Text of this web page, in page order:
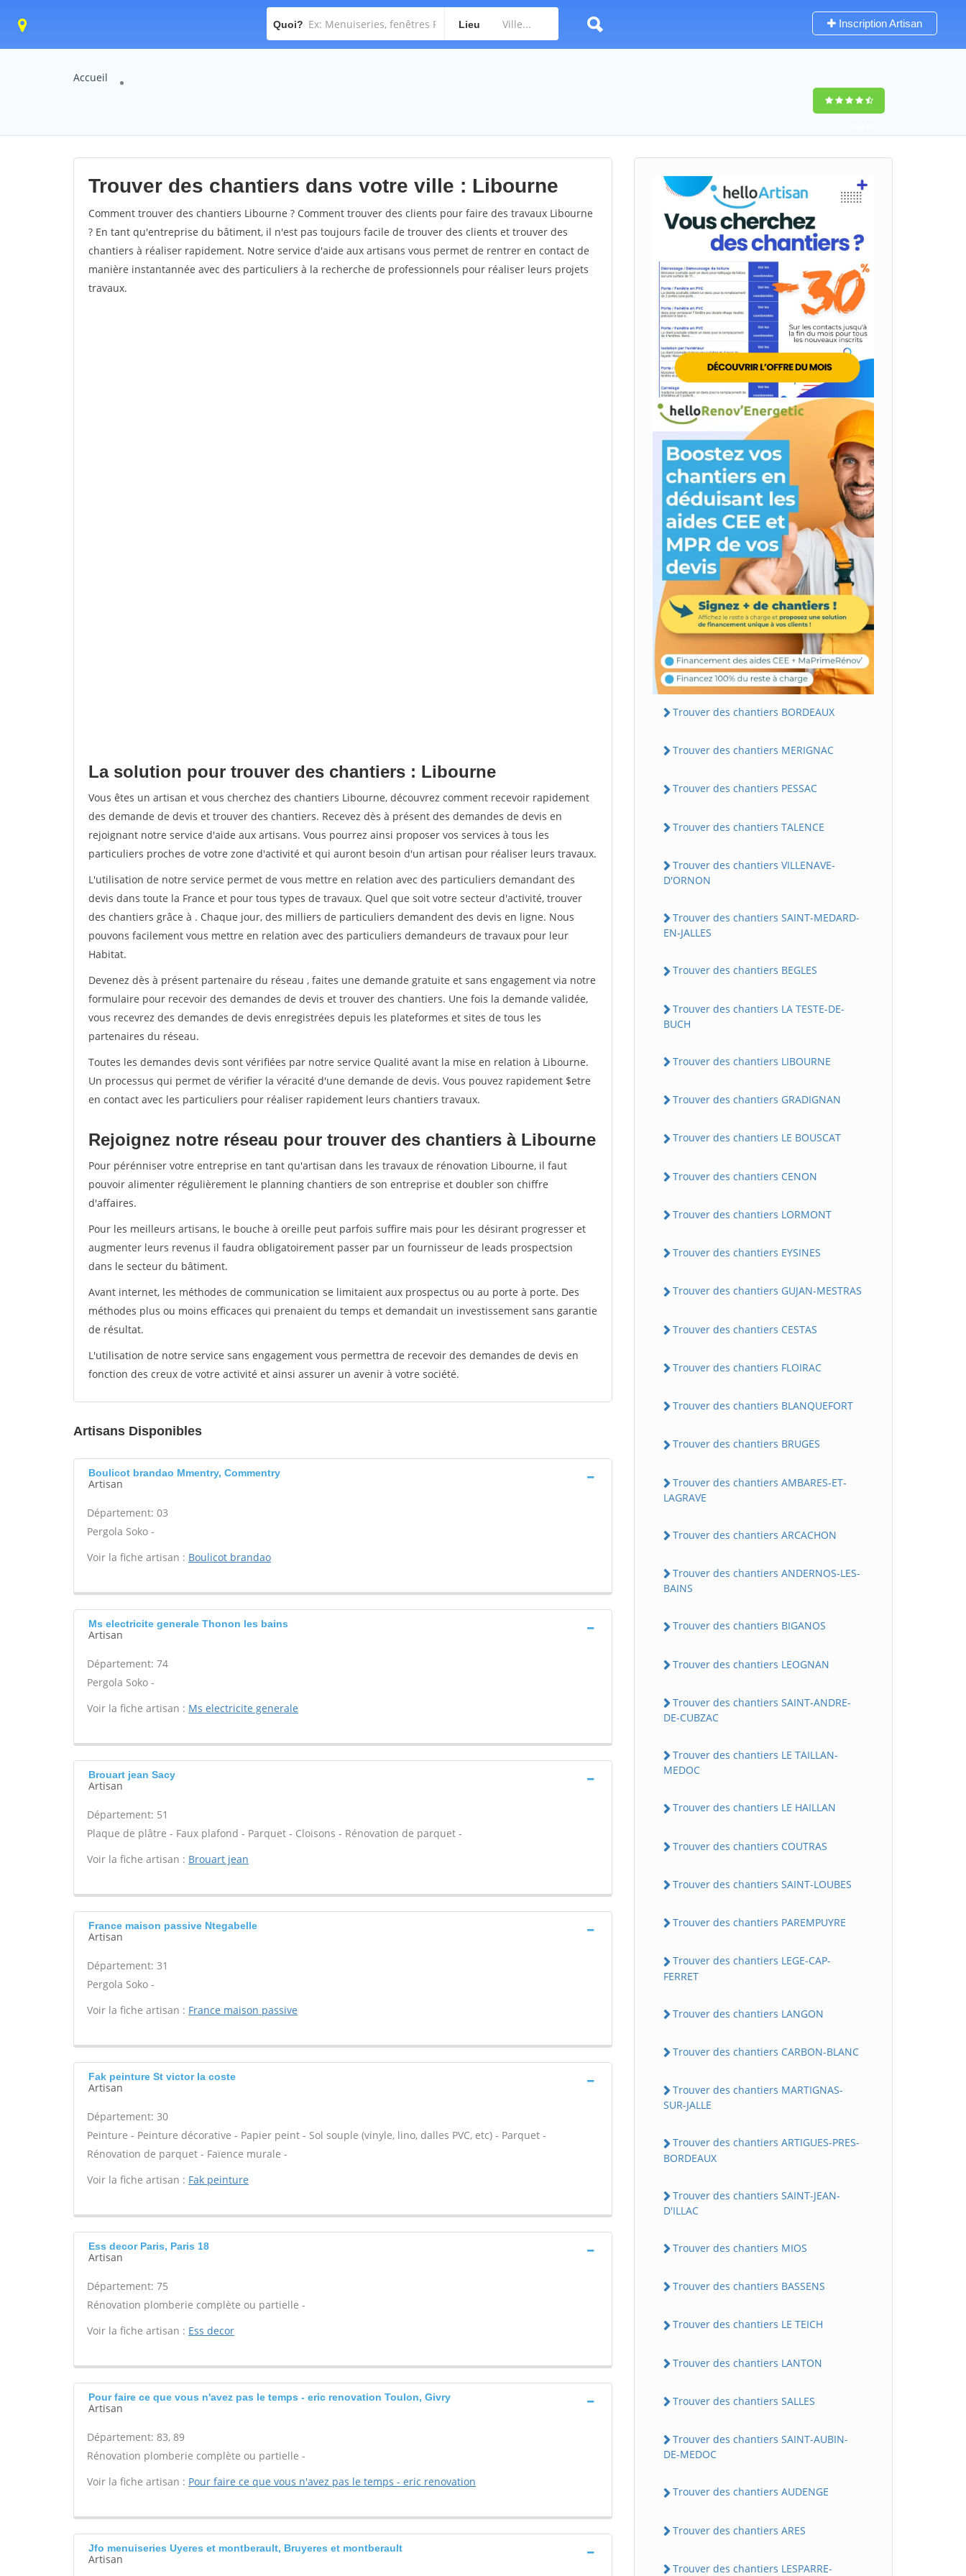
Quoi? Lieu Inscription Artisan
Accueil
Trouver des chantiers dans votre ville : Libourne
Comment trouver des chantiers Libourne ? Comment trouver des clients pour faire des travaux Libourne
? En tant qu'entreprise du bâtiment, il n'est pas toujours facile de trouver des clients et trouver des
chantiers à réaliser rapidement. Notre service d'aide aux artisans vous permet de rentrer en contact de
manière instantannée avec des particuliers à la recherche de professionnels pour réaliser leurs projets
travaux.
La solution pour trouver des chantiers : Libourne
Vous êtes un artisan et vous cherchez des chantiers Libourne, découvrez comment recevoir rapidement
des demande de devis et trouver des chantiers. Recevez dès à présent des demandes de devis en
rejoignant notre service d'aide aux artisans. Vous pourrez ainsi proposer vos services à tous les
particuliers proches de votre zone d'activité et qui auront besoin d'un artisan pour réaliser leurs travaux.
L'utilisation de notre service permet de vous mettre en relation avec des particuliers demandant des
devis dans toute la France et pour tous types de travaux. Quel que soit votre secteur d'activité, trouver
des chantiers grâce à . Chaque jour, des milliers de particuliers demandent des devis en ligne. Nous
pouvons facilement vous mettre en relation avec des particuliers demandeurs de travaux pour leur
Habitat.
Devenez dès à présent partenaire du réseau , faites une demande gratuite et sans engagement via notre
formulaire pour recevoir des demandes de devis et trouver des chantiers. Une fois la demande validée,
vous recevrez des demandes de devis enregistrées depuis les plateformes et sites de tous les
partenaires du réseau.
Toutes les demandes devis sont vérifiées par notre service Qualité avant la mise en relation à Libourne.
Un processus qui permet de vérifier la véracité d'une demande de devis. Vous pouvez rapidement $etre
en contact avec les particuliers pour réaliser rapidement leurs chantiers travaux.
Rejoignez notre réseau pour trouver des chantiers à Libourne
Pour pérénniser votre entreprise en tant qu'artisan dans les travaux de rénovation Libourne, il faut
pouvoir alimenter régulièrement le planning chantiers de son entreprise et doubler son chiffre
d'affaires.
Pour les meilleurs artisans, le bouche à oreille peut parfois suffire mais pour les désirant progresser et
augmenter leurs revenus il faudra obligatoirement passer par un fournisseur de leads prospectsion
dans le secteur du bâtiment.
Avant internet, les méthodes de communication se limitaient aux prospectus ou au porte à porte. Des
méthodes plus ou moins efficaces qui prenaient du temps et demandait un investissement sans garantie
de résultat.
L'utilisation de notre service sans engagement vous permettra de recevoir des demandes de devis en
fonction des creux de votre activité et ainsi assurer un avenir à votre société.
Artisans Disponibles
Boulicot brandao Mmentry, Commentry
Artisan
Département: 03
Pergola Soko -
Voir la fiche artisan : Boulicot brandao
Ms electricite generale Thonon les bains
Artisan
Département: 74
Pergola Soko -
Voir la fiche artisan : Ms electricite generale
Brouart jean Sacy
Artisan
Département: 51
Plaque de plâtre - Faux plafond - Parquet - Cloisons - Rénovation de parquet -
Voir la fiche artisan : Brouart jean
France maison passive Ntegabelle
Artisan
Département: 31
Pergola Soko -
Voir la fiche artisan : France maison passive
Fak peinture St victor la coste
Artisan
Département: 30
Peinture - Peinture décorative - Papier peint - Sol souple (vinyle, lino, dalles PVC, etc) - Parquet -
Rénovation de parquet - Faïence murale -
Voir la fiche artisan : Fak peinture
Ess decor Paris, Paris 18
Artisan
Département: 75
Rénovation plomberie complète ou partielle -
Voir la fiche artisan : Ess decor
Pour faire ce que vous n'avez pas le temps - eric renovation Toulon, Givry
Artisan
Département: 83, 89
Rénovation plomberie complète ou partielle -
Voir la fiche artisan : Pour faire ce que vous n'avez pas le temps - eric renovation
Jfo menuiseries Uyeres et montberault, Bruyeres et montberault
Artisan
Trouver des chantiers BORDEAUX
Trouver des chantiers MERIGNAC
Trouver des chantiers PESSAC
Trouver des chantiers TALENCE
Trouver des chantiers VILLENAVE-
D'ORNON
Trouver des chantiers SAINT-MEDARD-
EN-JALLES
Trouver des chantiers BEGLES
Trouver des chantiers LA TESTE-DE-
BUCH
Trouver des chantiers LIBOURNE
Trouver des chantiers GRADIGNAN
Trouver des chantiers LE BOUSCAT
Trouver des chantiers CENON
Trouver des chantiers LORMONT
Trouver des chantiers EYSINES
Trouver des chantiers GUJAN-MESTRAS
Trouver des chantiers CESTAS
Trouver des chantiers FLOIRAC
Trouver des chantiers BLANQUEFORT
Trouver des chantiers BRUGES
Trouver des chantiers AMBARES-ET-
LAGRAVE
Trouver des chantiers ARCACHON
Trouver des chantiers ANDERNOS-LES-
BAINS
Trouver des chantiers BIGANOS
Trouver des chantiers LEOGNAN
Trouver des chantiers SAINT-ANDRE-
DE-CUBZAC
Trouver des chantiers LE TAILLAN-
MEDOC
Trouver des chantiers LE HAILLAN
Trouver des chantiers COUTRAS
Trouver des chantiers SAINT-LOUBES
Trouver des chantiers PAREMPUYRE
Trouver des chantiers LEGE-CAP-
FERRET
Trouver des chantiers LANGON
Trouver des chantiers CARBON-BLANC
Trouver des chantiers MARTIGNAS-
SUR-JALLE
Trouver des chantiers ARTIGUES-PRES-
BORDEAUX
Trouver des chantiers SAINT-JEAN-
D'ILLAC
Trouver des chantiers MIOS
Trouver des chantiers BASSENS
Trouver des chantiers LE TEICH
Trouver des chantiers LANTON
Trouver des chantiers SALLES
Trouver des chantiers SAINT-AUBIN-
DE-MEDOC
Trouver des chantiers AUDENGE
Trouver des chantiers ARES
Trouver des chantiers LESPARRE-